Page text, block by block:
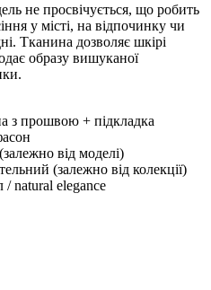
не просвічується, що робить
у місті, на відпочинку чи
Тканина дозволяє шкірі
образу вишуканої
з прошвою + підкладка
від моделі)
(залежно від колекції)
natural elegance